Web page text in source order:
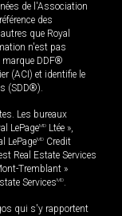
de l'Association
des
que Royal
n'est pas
marque DDF®
(ACI) et identifie le
(SDD®).
Les bureaux
LePageMD Ltée »,
LePageMD Credit
Real Estate Services
Tremblant »
ServicesMD.
qui s'y rapportent